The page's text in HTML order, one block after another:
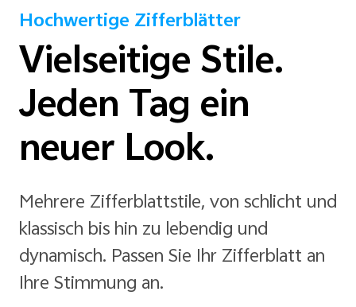
Hochwertige Zifferblätter
Vielseitige Stile.
Jeden Tag ein
neuer Look.
Mehrere Zifferblattstile, von schlicht und
klassisch bis hin zu lebendig und
dynamisch. Passen Sie Ihr Zifferblatt an
Ihre Stimmung an.